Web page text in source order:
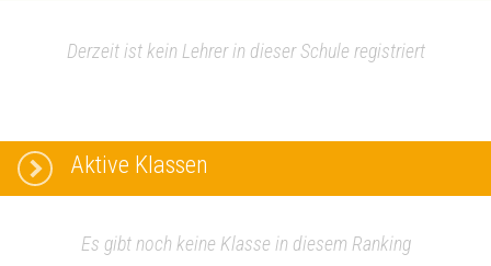
Derzeit ist kein Lehrer in dieser Schule registriert
Aktive Klassen
Es gibt noch keine Klasse in diesem Ranking